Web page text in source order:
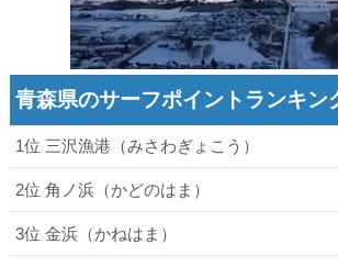
青森県のサーフポイントランキン
1位 三沢漁港（みさわぎょこう）
2位 角ノ浜（かどのはま）
3位 金浜（かねはま）